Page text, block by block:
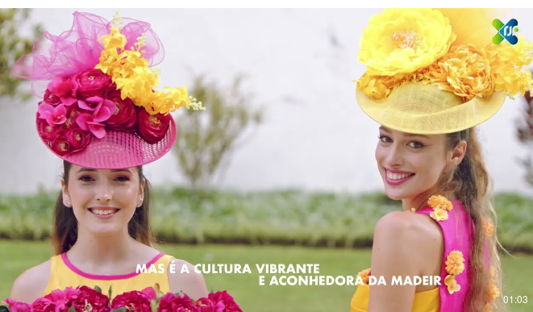
01:03